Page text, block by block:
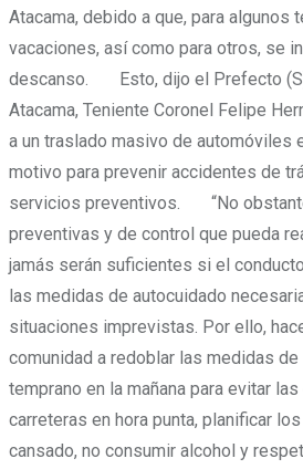
Atacama, debido a que, para algunos
vacaciones, así como para otros, se
descanso. Esto, dijo el Prefecto
Atacama, Teniente Coronel Felipe
a un traslado masivo de automóviles
motivo para prevenir accidentes de
servicios preventivos. “No
preventivas y de control que pueda
jamás serán suficientes si el
las medidas de autocuidado
situaciones imprevistas. Por ello,
comunidad a redoblar las medidas
temprano en la mañana para evitar
carreteras en hora punta, planificar
cansado, no consumir alcohol y